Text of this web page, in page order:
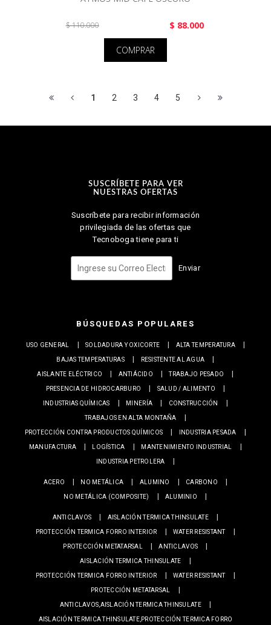
$ 110.000 $ 88.000
COMPRAR
1 2 3 4 5
SUSCRÍBETE PARA VER
NUESTRAS OFERTAS
Suscríbete para recibir información
privilegiada de las ofertas que
Tecnoboga tiene para ti
Enviar
BÚSQUEDAS POPULARES
USO GENERAL SOLDADURA Y OXICORTE
ALTA TEMPERATURA
BAJAS TEMPERATURAS
RESISTENTE AL AGUA
AISLANTE ELÉCTRICO
ANTIÁCIDO
TRABAJO PESADO
PRESENCIA DE HIDROCARBURO
SALUD / ALIMENTO
INDUSTRIAS QUÍMICAS
MINERÍA
CONSTRUCCIÓN
TRABAJOS EN ALTA MONTAÑA
PROTECCIÓN CONTRA PRODUCTOS QUÍMICOS
INDUSTRIA PESADA
MANUFACTURA
LOGÍSTICA
MANTENIMIENTO INDUSTRIAL
INDUSTRIA PETROLERA
ACERO NO METÁLICA ALUMINO
CARBONO
NO METÁLICA (COMPOSITE)
ALUMINIO
ANTICLAVOS
AISLACIÓN TERMICA THINSULATE
PROTECCIÓN TERMICA FORRO INTERIOR
WATER RESISTANT
PROTECCIÓN METATARSAL
ANTICLAVOS
AISLACIÓN TERMICA THINSULATE
PROTECCIÓN TERMICA FORRO INTERIOR
WATER RESISTANT
PROTECCIÓN METATARSAL
ANTICLAVOS,AISLACIÓN TERMICA THINSULATE
AISLACIÓN TERMICA THINSULATE,PROTECCIÓN TERMICA FORRO